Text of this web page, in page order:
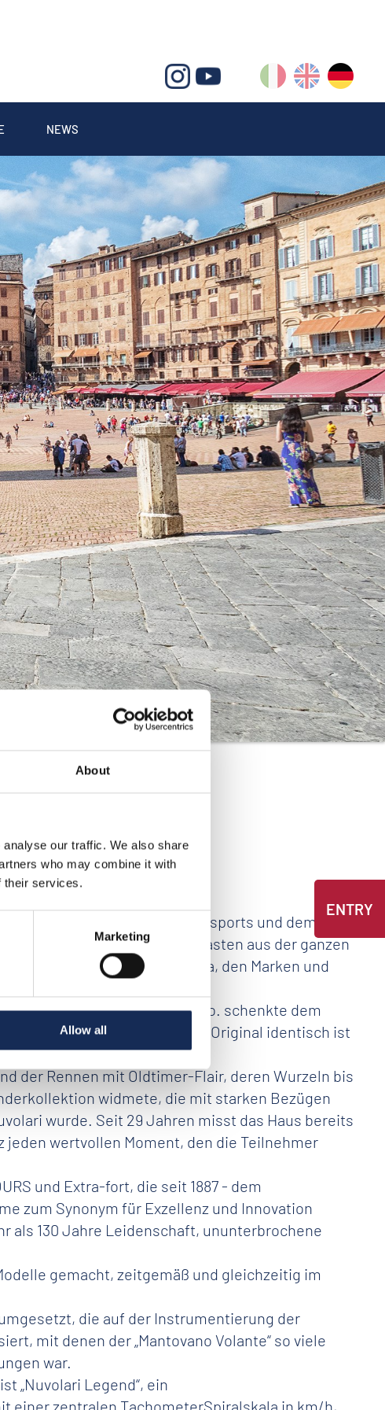
About
our traffic. We also share
who may combine it with
their services.
Marketing
Allow all
NEWS
Fahrer in der Welt des Motorsports und dem
300 Oldtimer und Enthusiasten aus der ganzen
Veneto, der Emilia-Romagna, den Marken und
wurde. Eberhard & Co. schenkte dem
Weckfunktion, die mit dem Original identisch ist
der Rennen mit Oldtimer-Flair, deren Wurzeln bis
widmete, die mit starken Bezügen
wurde. Seit 29 Jahren misst das Haus bereits
wertvollen Moment, den die Teilnehmer
und Extra-fort, die seit 1887 - dem
zum Synonym für Exzellenz und Innovation
als 130 Jahre Leidenschaft, ununterbrochene
gemacht, zeitgemäß und gleichzeitig im
die auf der Instrumentierung der
mit denen der „Mantovano Volante“ so viele
war.
„Nuvolari Legend“, ein
einer zentralen TachometerSpiralskala in km/h,
ENTRY